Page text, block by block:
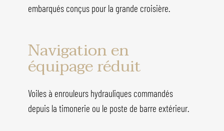
embarqués conçus pour la grande croisière.
Navigation en
équipage réduit
Voiles à enrouleurs hydrauliques commandés
depuis la timonerie ou le poste de barre extérieur.